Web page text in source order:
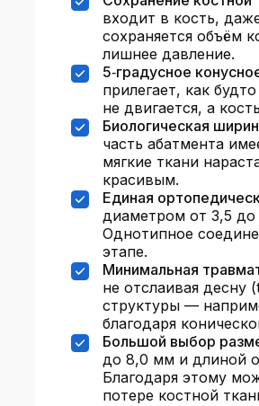
входит в кость,
сохраняется объём
лишнее давление.
5‑градусное
прилегает, как
не двигается, а
Биологическая
часть абатмента
мягкие ткани
красивым.
Единая
диаметром от 3,5
Однотипное
этапе.
Минимальная
не отслаивая десну
структуры —
благодаря
Большой выбор
до 8,0 мм и длиной
Благодаря этому
потере костной